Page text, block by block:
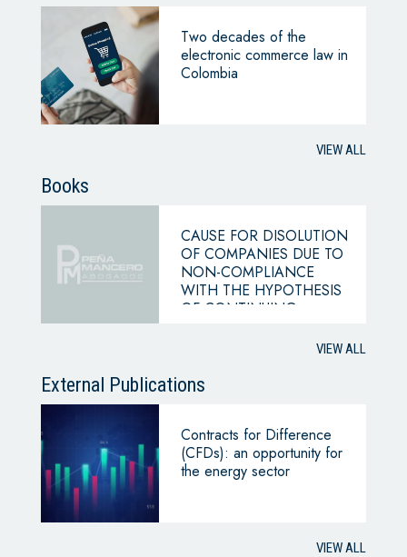
Two decades of the
electronic commerce law in
Colombia
VIEW ALL
Books
CAUSE FOR DISOLUTION
OF COMPANIES DUE TO
NON-COMPLIANCE
WITH THE HYPOTHESIS
OF CONTINUING
VIEW ALL
External Publications
Contracts for Difference
(CFDs): an opportunity for
the energy sector
VIEW ALL